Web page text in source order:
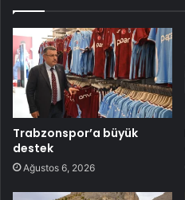
Trabzonspor’a büyük
destek
Ağustos 6, 2026